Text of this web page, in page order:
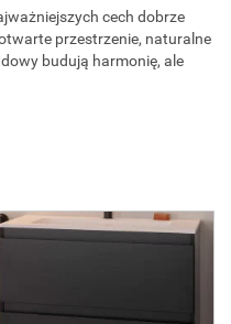
cech dobrze
przestrzenie, naturalne
budują harmonię, ale